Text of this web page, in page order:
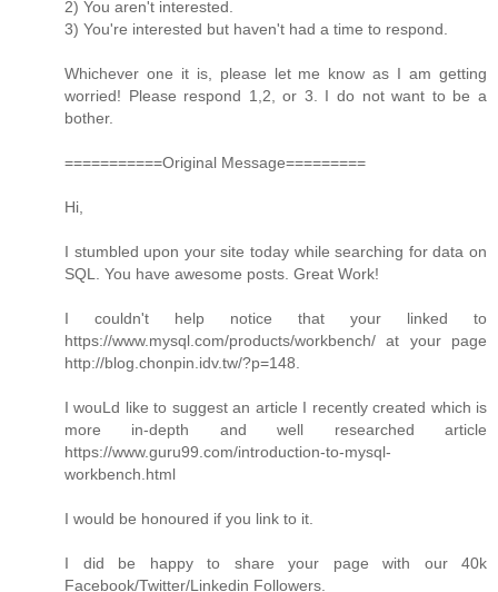
2) You aren't interested.
3) You're interested but haven't had a time to respond.
Whichever one it is, please let me know as I am getting
worried! Please respond 1,2, or 3. I do not want to be a
bother.
===========Original Message=========
Hi,
I stumbled upon your site today while searching for data on
SQL. You have awesome posts. Great Work!
I couldn't help notice that your linked to
https://www.mysql.com/products/workbench/ at your page
http://blog.chonpin.idv.tw/?p=148.
I wouLd like to suggest an article I recently created which is
more in-depth and well researched article
https://www.guru99.com/introduction-to-mysql-
workbench.html
I would be honoured if you link to it.
I did be happy to share your page with our 40k
Facebook/Twitter/Linkedin Followers.